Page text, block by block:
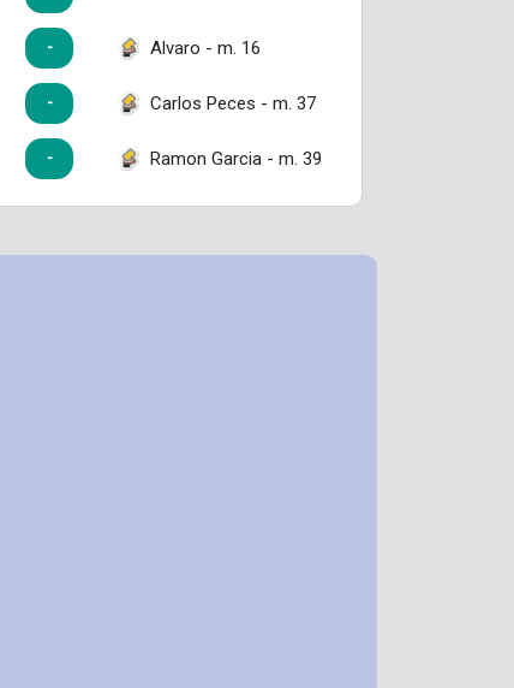
- Alvaro - m. 16
- Carlos Peces - m. 37
- Ramon Garcia - m. 39